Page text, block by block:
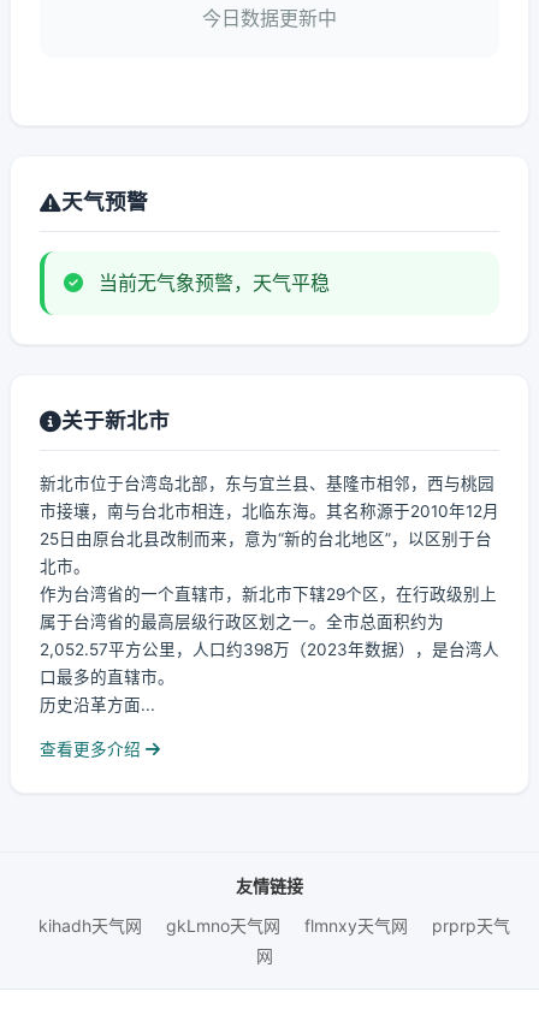
今日数据更新中
天气预警
当前无气象预警，天气平稳
关于新北市
新北市位于台湾岛北部，东与宜兰县、基隆市相邻，西与桃园
市接壤，南与台北市相连，北临东海。其名称源于2010年12月
25日由原台北县改制而来，意为“新的台北地区”，以区别于台
北市。
作为台湾省的一个直辖市，新北市下辖29个区，在行政级别上
属于台湾省的最高层级行政区划之一。全市总面积约为
2,052.57平方公里，人口约398万（2023年数据），是台湾人
口最多的直辖市。
历史沿革方面...
查看更多介绍
友情链接
kihadh天气网
gkLmno天气网 flmnxy天气网
prprp天气
网